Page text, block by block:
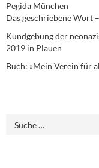
Pegida München
Das geschriebene Wort
Kundgebung der
2019 in Plauen
Buch: »Mein Verein für